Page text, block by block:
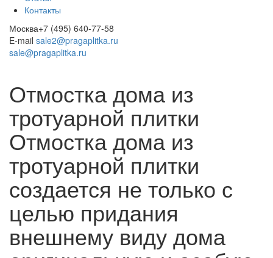
Контакты
Москва+7 (495) 640-77-58
E-mail sale2@pragaplitka.ru
sale@pragaplitka.ru
Отмостка дома из
тротуарной плитки
Отмостка дома из
тротуарной плитки
создается не только с
целью придания
внешнему виду дома